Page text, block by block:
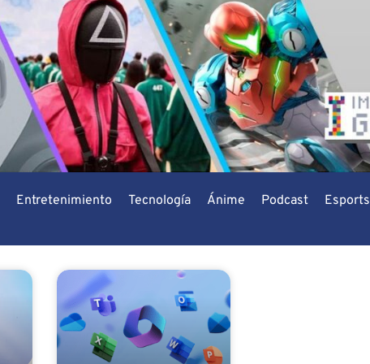
Entretenimiento Tecnología Ánime Podcast Esports